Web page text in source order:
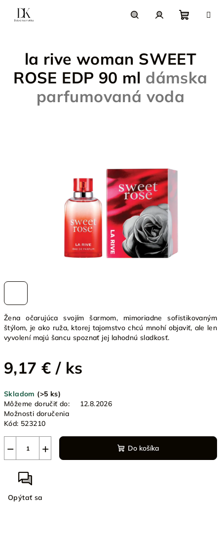
obsah
košík
Žena očarujúca svojím šarmom, mimoriadne sofistikovaným
štýlom, je ako ruža, ktorej tajomstvo chcú mnohí objaviť, ale len
vyvolení majú šancu spoznať jej lahodnú sladkosť.
9,17 € / ks
cena:
Skladom (>5 ks)
Môžeme doručiť do:
12.8.2026
Možnosti doručenia
Kód: 523210
+
− Do košíka
Opýtať sa
la rive woman SWEET
ROSE EDP 90 ml dámska
parfumovaná voda